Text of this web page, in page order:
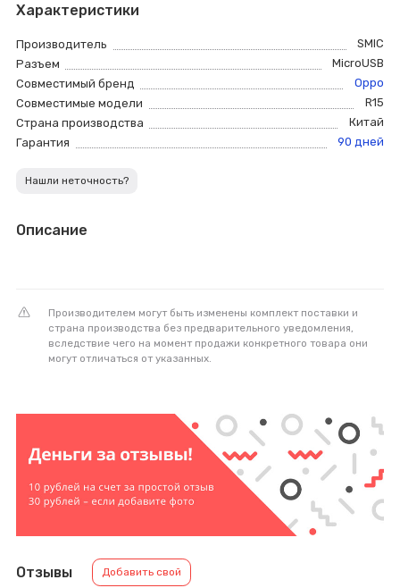
Характеристики
Производитель
SMIC
Разъем
MicroUSB
Совместимый бренд
Oppo
Совместимые модели
R15
Страна производства
Китай
Гарантия
90 дней
Нашли неточность?
Описание
Производителем могут быть изменены комплект поставки и
страна производства без предварительного уведомления,
вследствие чего на момент продажи конкретного товара они
могут отличаться от указанных.
Отзывы Добавить свой